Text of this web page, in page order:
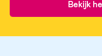
Bekijk